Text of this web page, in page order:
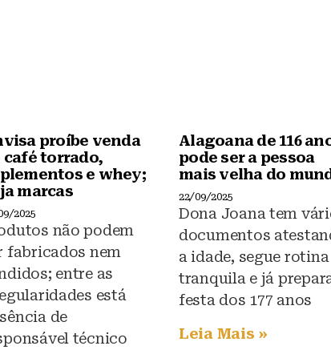
proíbe venda
café torrado,
e whey;
marcas
2025
não podem
fabricados nem
entre as
está
de
técnico
Alagoana de 116
pode ser a pessoa
mais velha do
22/09/2025
Dona Joana tem
documentos
a idade, segue rotina
tranquila e já
festa dos 177 anos
Leia Mais »